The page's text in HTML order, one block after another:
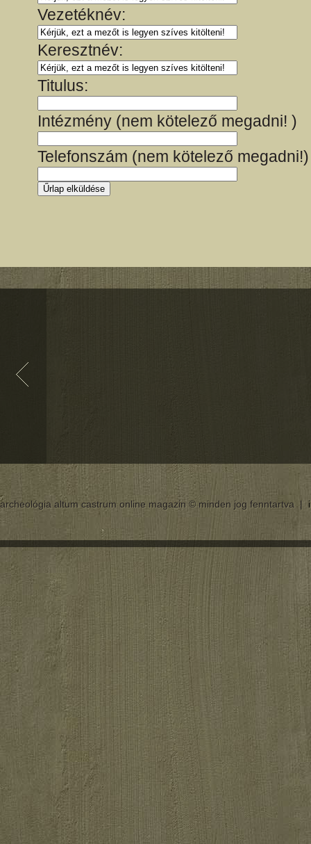
Vezetéknév:
Keresztnév:
Titulus:
Intézmény (nem kötelező megadni! )
Telefonszám (nem kötelező megadni!)
archeológia altum castrum online magazin © minden jog fenntartva |